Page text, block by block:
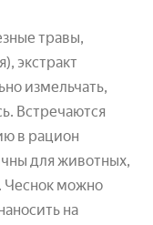
травы,
экстракт
измельчать,
Встречаются
в рацион
для животных,
Чеснок можно
на